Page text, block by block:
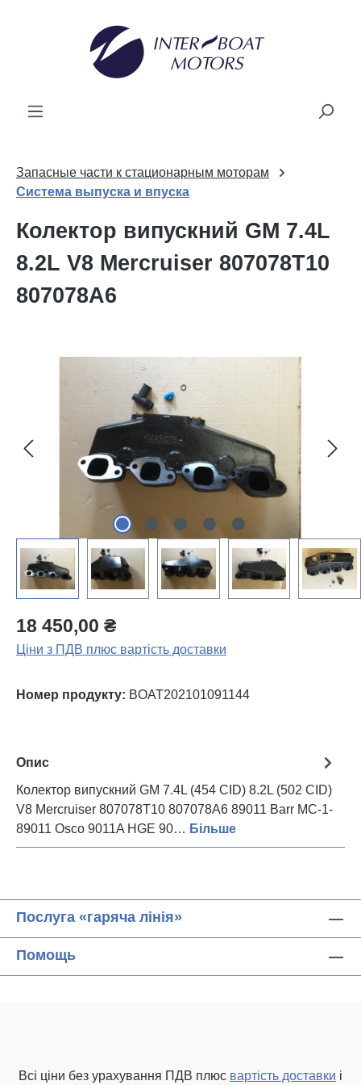
Запасные части к стационарным моторам
Система выпуска и впуска
Колектор випускний GM 7.4L
8.2L V8 Mercruiser 807078T10
807078A6
Пропустити галерею зображень
18 450,00 ₴
Ціни з ПДВ плюс вартість доставки
Номер продукту: BOAT202101091144
Опис
Колектор випускний GM 7.4L (454 CID) 8.2L (502 CID)
V8 Mercruiser 807078T10 807078A6 89011 Barr MC-1-
89011 Osco 9011A HGE 90… Більше
Послуга «гаряча лінія»
Помощь
Всі ціни без урахування ПДВ плюс вартість доставки і